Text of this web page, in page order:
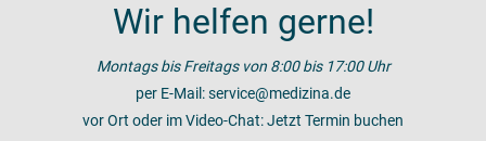
Wir helfen gerne!
Montags bis Freitags von 8:00 bis 17:00 Uhr
per E-Mail:service@medizina.de
vor Ort oder im Video-Chat:Jetzt Termin buchen